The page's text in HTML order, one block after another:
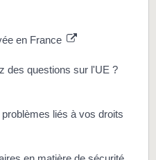
en France
des questions sur l'UE ?
liés à vos droits